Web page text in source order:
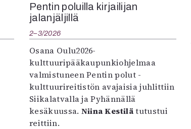
Pentin poluilla kirjailijan
jalanjäljillä
2–3/2026
Osana Oulu2026-
kulttuuripääkaupunkiohjelmaa
valmistuneen Pentin polut -
kulttuurireitistön avajaisia juhlittiin
Siikalatvalla ja Pyhännällä
kesäkuussa. Niina Kestilätutustui
reittiin.